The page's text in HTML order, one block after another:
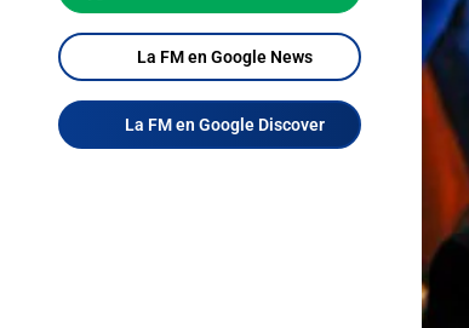
La FM en Google News
La FM en Google Discover